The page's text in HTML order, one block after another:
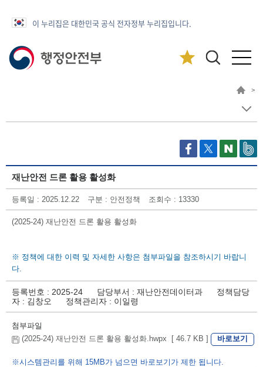
이 누리집은 대한민국 공식 전자정부 누리집입니다.
>
재난안전 드론 활용 활성화
등록일 : 2025.12.22 구분 : 안전정책 조회수 : 13330
(2025-24) 재난안전 드론 활용 활성화
※ 정책에 대한 이력 및 자세한 사항은 첨부파일을 참조하시기 바랍니
다.
등록번호 : 2025-24 담당부서 : 재난안전데이터과
정책담당
자 : 김창오 정책관리자 : 이일령
첨부파일
(2025-24) 재난안전 드론 활용 활성화.hwpx [ 46.7 KB ]
바로보기
※시스템관리를 위해 15MB가 넘으면 바로보기가 제한 됩니다.